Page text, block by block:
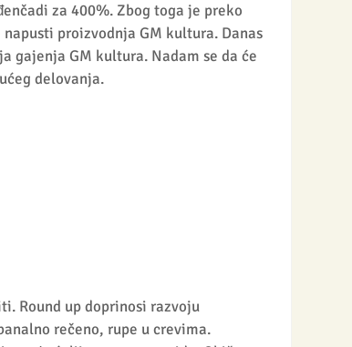
za 400%. Zbog toga je preko
proizvodnja GM kultura. Danas
gajenja GM kultura. Nadam se da će
delovanja.
Round up doprinosi razvoju
rečeno, rupe u crevima.